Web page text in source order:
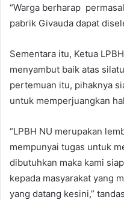
“Warga berharap
pabrik Givauda dapat
Sementara itu, Ketua
menyambut baik atas
pertemuan itu, pihaknya
untuk memperjuangkan
“LPBH NU merupakan
mempunyai tugas untuk
dibutuhkan maka kami
kepada masyarakat yang
yang datang kesini,”